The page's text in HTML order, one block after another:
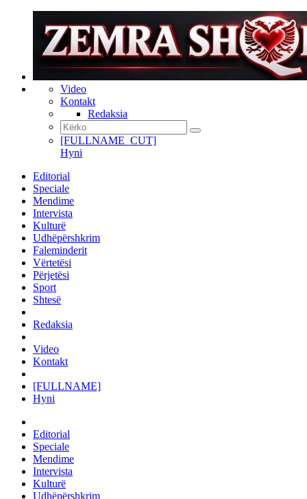
Video
Kontakt
Redaksia
[FULLNAME_CUT]
Hyni
Editorial
Speciale
Mendime
Intervista
Kulturë
Udhëpërshkrim
Faleminderit
Vërtetësi
Përjetësi
Sport
Shtesë
Redaksia
Video
Kontakt
[FULLNAME]
Hyni
Editorial
Speciale
Mendime
Intervista
Kulturë
Udhëpërshkrim